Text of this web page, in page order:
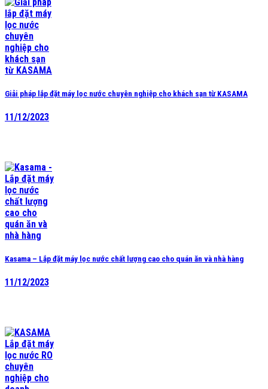
Giải pháp lắp đặt máy lọc nước chuyên nghiệp cho khách sạn từ KASAMA
11/12/2023
Kasama – Lắp đặt máy lọc nước chất lượng cao cho quán ăn và nhà hàng
11/12/2023